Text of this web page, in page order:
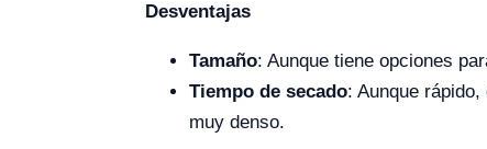
Desventajas
Tamaño: Aunque tiene opciones
Tiempo de secado: Aunque
muy denso.